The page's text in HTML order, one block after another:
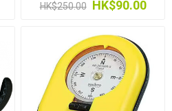
HK$250.00 HK$90.00